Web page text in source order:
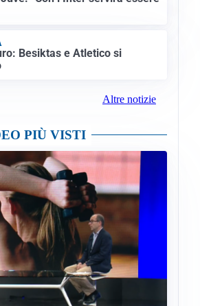
Besiktas e Atletico si
Altre notizie
PIÙ VISTI